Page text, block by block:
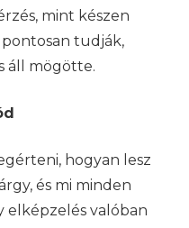
mint készen
pontosan tudják,
áll mögötte.
hogyan lesz
és mi minden
elképzelés valóban